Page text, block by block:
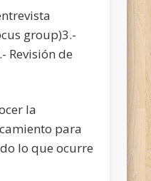
group)3.-
Revisión de
la
para
lo que ocurre